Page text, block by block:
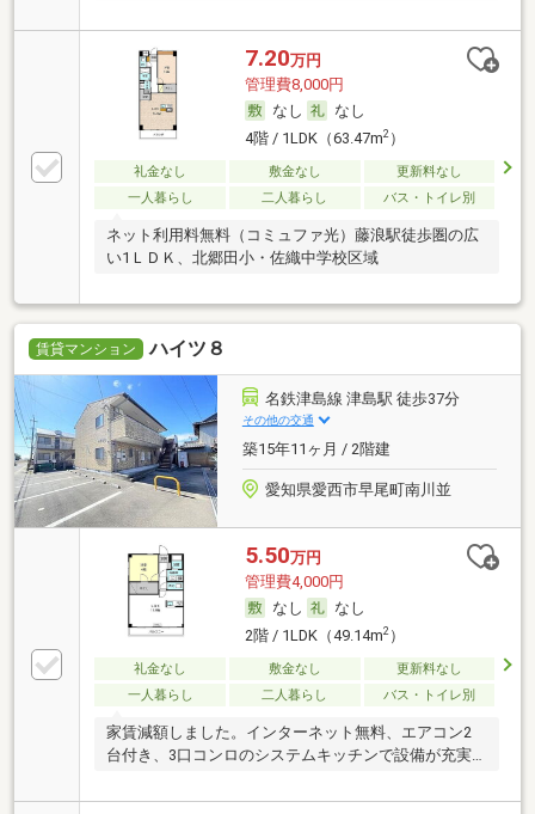
7.20万円
管理費8,000円
なし
なし
4階 / 1LDK（63.47m2）
礼金なし 敷金なし
更新料なし
一人暮らし
二人暮らし バス・トイレ別
ネット利用料無料（コミュファ光）藤浪駅徒歩圏の広
い1ＬＤＫ、北郷田小・佐織中学校区域
賃貸マンション ハイツ８
名鉄津島線 津島駅 徒歩37分
その他の交通
築15年11ヶ月 / 2階建
愛知県愛西市早尾町南川並
5.50万円
管理費4,000円
なし
なし
2階 / 1LDK（49.14m2）
礼金なし 敷金なし
更新料なし
一人暮らし
二人暮らし バス・トイレ別
家賃減額しました。インターネット無料、エアコン2
台付き、3口コンロのシステムキッチンで設備が充実